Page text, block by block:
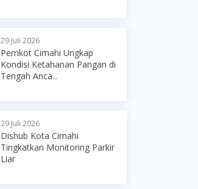
29 Juli 2026
Pemkot Cimahi Ungkap
Kondisi Ketahanan Pangan di
Tengah Anca...
29 Juli 2026
Dishub Kota Cimahi
Tingkatkan Monitoring Parkir
Liar